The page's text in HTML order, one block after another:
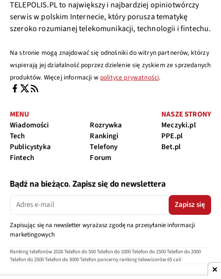
TELEPOLIS.PL to największy i najbardziej opiniotwórczy
serwis w polskim Internecie, który porusza tematykę
szeroko rozumianej telekomunikacji, technologii i fintechu.
Na stronie mogą znajdować się odnośniki do witryn partnerów, którzy
wspierają jej działalność poprzez dzielenie się zyskiem ze sprzedanych
produktów. Więcej informacji w polityce prywatności.
MENU
Wiadomości
Tech
Publicystyka
Fintech
Rozrywka
Rankingi
Telefony
Forum
NASZE STRONY
Meczyki.pl
PPE.pl
Bet.pl
Bądź na bieżąco. Zapisz się do newslettera
Zapisz się
Zapisując się na newsletter wyrażasz zgodę na przesyłanie informacji
marketingowych
Ranking telefonów 2026Telefon do 500Telefon do 1000Telefon do 1500Telefon do 2000
Telefon do 2500Telefon do 3000Telefon pancerny ranking telewizorów 65 cali